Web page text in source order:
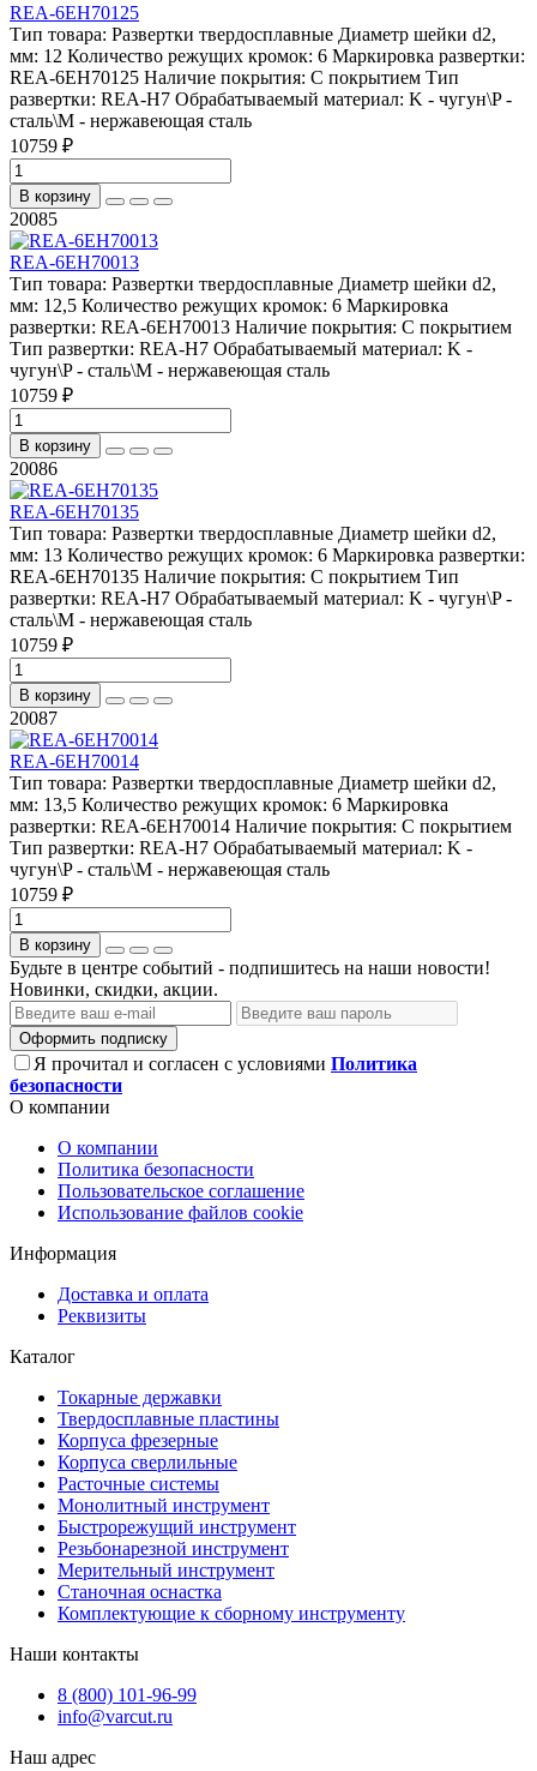
REA-6EH70125
Тип товара: Развертки твердосплавные Диаметр шейки d2,
мм: 12 Количество режущих кромок: 6 Маркировка развертки:
REA-6EH70125 Наличие покрытия: С покрытием Тип
развертки: REA-H7 Обрабатываемый материал: K - чугун\P -
сталь\М - нержавеющая сталь
10759 ₽
В корзину
20085
REA-6EH70013
Тип товара: Развертки твердосплавные Диаметр шейки d2,
мм: 12,5 Количество режущих кромок: 6 Маркировка
развертки: REA-6EH70013 Наличие покрытия: С покрытием
Тип развертки: REA-H7 Обрабатываемый материал: K -
чугун\P - сталь\М - нержавеющая сталь
10759 ₽
В корзину
20086
REA-6EH70135
Тип товара: Развертки твердосплавные Диаметр шейки d2,
мм: 13 Количество режущих кромок: 6 Маркировка развертки:
REA-6EH70135 Наличие покрытия: С покрытием Тип
развертки: REA-H7 Обрабатываемый материал: K - чугун\P -
сталь\М - нержавеющая сталь
10759 ₽
В корзину
20087
REA-6EH70014
Тип товара: Развертки твердосплавные Диаметр шейки d2,
мм: 13,5 Количество режущих кромок: 6 Маркировка
развертки: REA-6EH70014 Наличие покрытия: С покрытием
Тип развертки: REA-H7 Обрабатываемый материал: K -
чугун\P - сталь\М - нержавеющая сталь
10759 ₽
В корзину
Будьте в центре событий - подпишитесь на наши новости!
Новинки, скидки, акции.
Оформить подписку
Я прочитал и согласен с условиями Политика
безопасности
О компании
О компании
Политика безопасности
Пользовательское соглашение
Использование файлов cookie
Информация
Доставка и оплата
Реквизиты
Каталог
Токарные державки
Твердосплавные пластины
Корпуса фрезерные
Корпуса сверлильные
Расточные системы
Монолитный инструмент
Быстрорежущий инструмент
Резьбонарезной инструмент
Мерительный инструмент
Станочная оснастка
Комплектующие к сборному инструменту
Наши контакты
8 (800) 101-96-99
info@varcut.ru
Наш адрес